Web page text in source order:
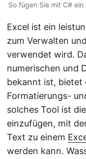
So fügen Sie mit C# ein
Excel ist ein
zum Verwalten
verwendet wird.
numerischen und
bekannt ist, bietet
Formatierungs-
solches Tool ist
einzufügen, mit
Text zu einem
werden kann.